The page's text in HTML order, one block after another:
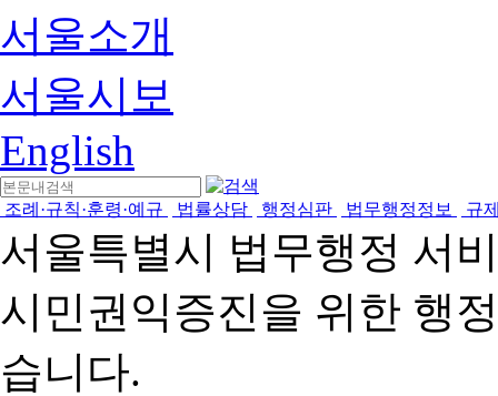
서울소개
서울시보
English
조례·규칙·훈령·예규 법률상담 행정심판 법무행정정보 규
서울특별시 법무행정 서
시민권익증진을 위한 행
습니다.